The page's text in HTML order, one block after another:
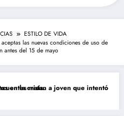
ESTILO DE VIDA
las nuevas condiciones de uso de
antes del 15 de mayo
a joven que intentó defender a